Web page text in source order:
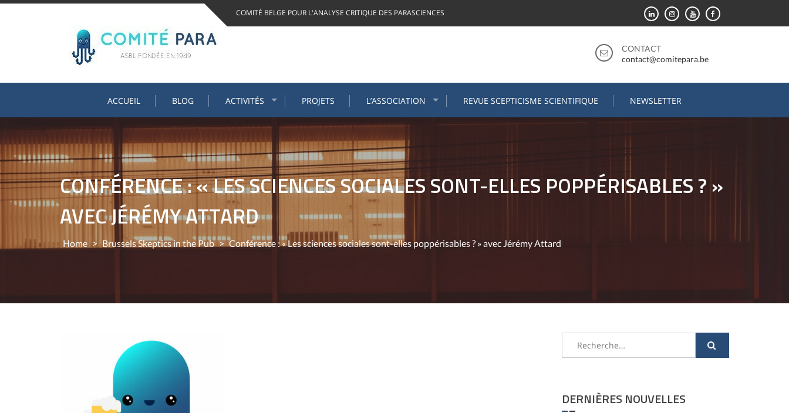
Skip
COMITÉ BELGE POUR L'ANALYSE CRITIQUE DES PARASCIENCES
CONTACT
contact@comitepara.be
ACCUEIL BLOG ACTIVITÉS PROJETS L’ASSOCIATION REVUE SCEPTICISME SCIENTIFIQUE NEWSLETTER
CONFÉRENCE : « LES SCIENCES SOCIALES SONT-ELLES POPPÉRISABLES ? »
AVEC JÉRÉMY ATTARD
Home > Brussels Skeptics in the Pub > Conférence : « Les sciences sociales sont-elles poppérisables ? » avec Jérémy Attard
DERNIÈRES NOUVELLES